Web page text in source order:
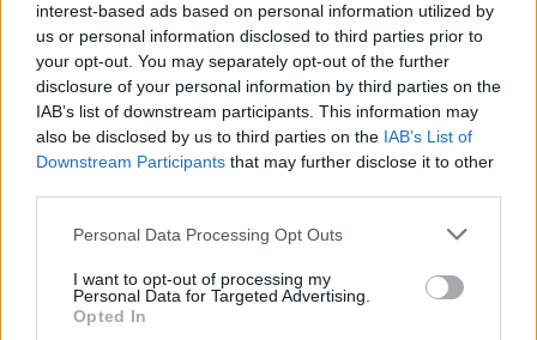
interest-based ads based on personal information utilized by
us or personal information disclosed to third parties prior to
your opt-out. You may separately opt-out of the further
disclosure of your personal information by third parties on the
IAB’s list of downstream participants. This information may
also be disclosed by us to third parties on the IAB’s List of
Downstream Participants that may further disclose it to other
Please note that this website/app uses one or more Google
not limited to your visit or usage behaviour. You may click to
grant or deny consent to Google and its third-party tags to
use your data for below specified purposes in below Google
Personal Data Processing Opt Outs
I want to opt-out of processing my
Personal Data for Targeted Advertising.
Opted In